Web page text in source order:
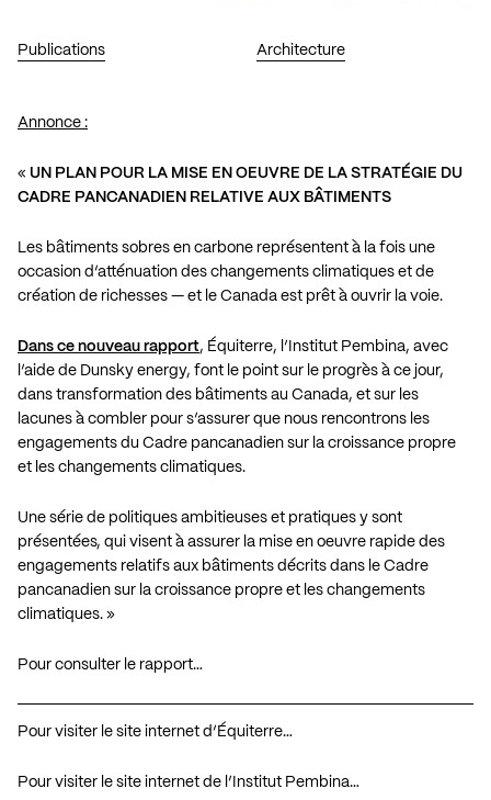
Publications Architecture
Annonce :
« UN PLAN POUR LA MISE EN OEUVRE DE LA STRATÉGIE DU
CADRE PANCANADIEN RELATIVE AUX BÂTIMENTS
Les bâtiments sobres en carbone représentent à la fois une
occasion d’atténuation des changements climatiques et de
création de richesses — et le Canada est prêt à ouvrir la voie.
Dans ce nouveau rapport, Équiterre, l’Institut Pembina, avec
l’aide de Dunsky energy, font le point sur le progrès à ce jour,
dans transformation des bâtiments au Canada, et sur les
lacunes à combler pour s’assurer que nous rencontrons les
engagements du Cadre pancanadien sur la croissance propre
et les changements climatiques.
Une série de politiques ambitieuses et pratiques y sont
présentées, qui visent à assurer la mise en oeuvre rapide des
engagements relatifs aux bâtiments décrits dans le Cadre
pancanadien sur la croissance propre et les changements
climatiques. »
Pour consulter le rapport…
Pour visiter le site internet d’Équiterre…
Pour visiter le site internet de l’Institut Pembina…